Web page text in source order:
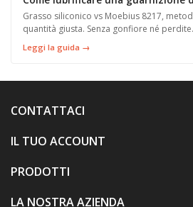
Grasso siliconico vs Moebius 8217,
quantità giusta. Senza gonfiore né perdite.
Leggi la guida →
CONTATTACI
IL TUO ACCOUNT
PRODOTTI
LA NOSTRA AZIENDA